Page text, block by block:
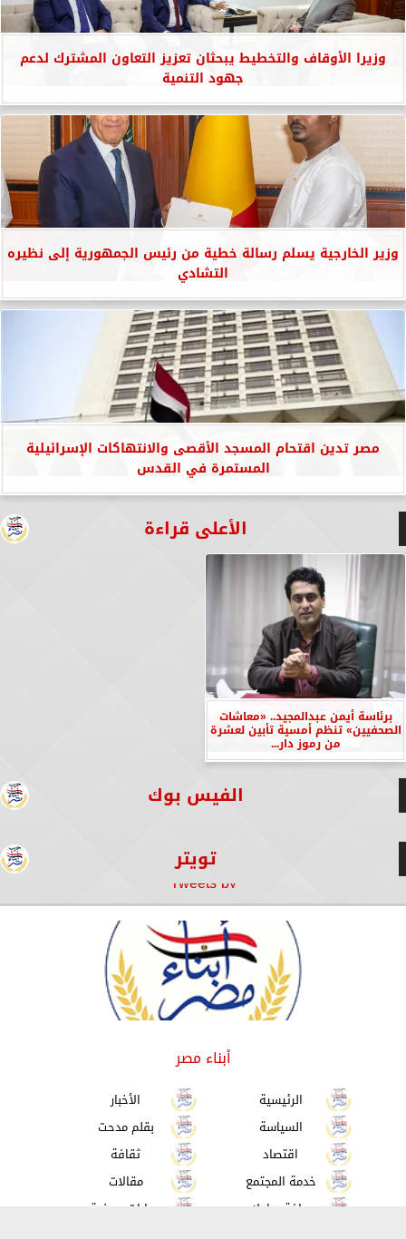
وزيرا الأوقاف والتخطيط يبحثان تعزيز التعاون المشترك لدعم
جهود التنمية
وزير الخارجية يسلم رسالة خطية من رئيس الجمهورية إلى نظيره
التشادي
مصر تدين اقتحام المسجد الأقصى والانتهاكات الإسرائيلية
المستمرة في القدس
الأعلى قراءة
برئاسة أيمن عبدالمجيد.. «معاشات
الصحفيين» تنظم أمسية تأبين لعشرة
من رموز دار...
الفيس بوك
تويتر
Tweets by
أبناء مصر
الرئيسية
الأخبار
السياسة
بقلم مدحت
اقتصاد
ثقافة
خدمة المجتمع
مقالات
صحافة و اعلام
حوارات صحفية